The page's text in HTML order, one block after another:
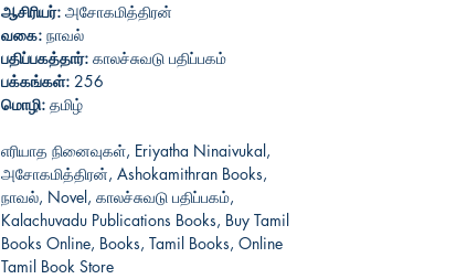
ஆசிரியர்: அசோகமித்திரன்
வகை: நாவல்
பதிப்பகத்தார்: காலச்சுவடு பதிப்பகம்
பக்கங்கள்: 256
மொழி: தமிழ்
எரியாத நினைவுகள், Eriyatha Ninaivukal,
அசோகமித்திரன், Ashokamithran Books,
நாவல், Novel, காலச்சுவடு பதிப்பகம்,
Kalachuvadu Publications Books, Buy Tamil
Books Online, Books, Tamil Books, Online
Tamil Book Store